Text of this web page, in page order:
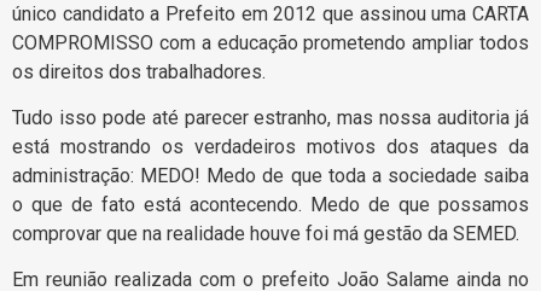
único candidato a Prefeito em 2012 que assinou uma CARTA
COMPROMISSO com a educação prometendo ampliar todos
os direitos dos trabalhadores.
Tudo isso pode até parecer estranho, mas nossa auditoria já
está mostrando os verdadeiros motivos dos ataques da
administração: MEDO! Medo de que toda a sociedade saiba
o que de fato está acontecendo. Medo de que possamos
comprovar que na realidade houve foi má gestão da SEMED.
Em reunião realizada com o prefeito João Salame ainda no